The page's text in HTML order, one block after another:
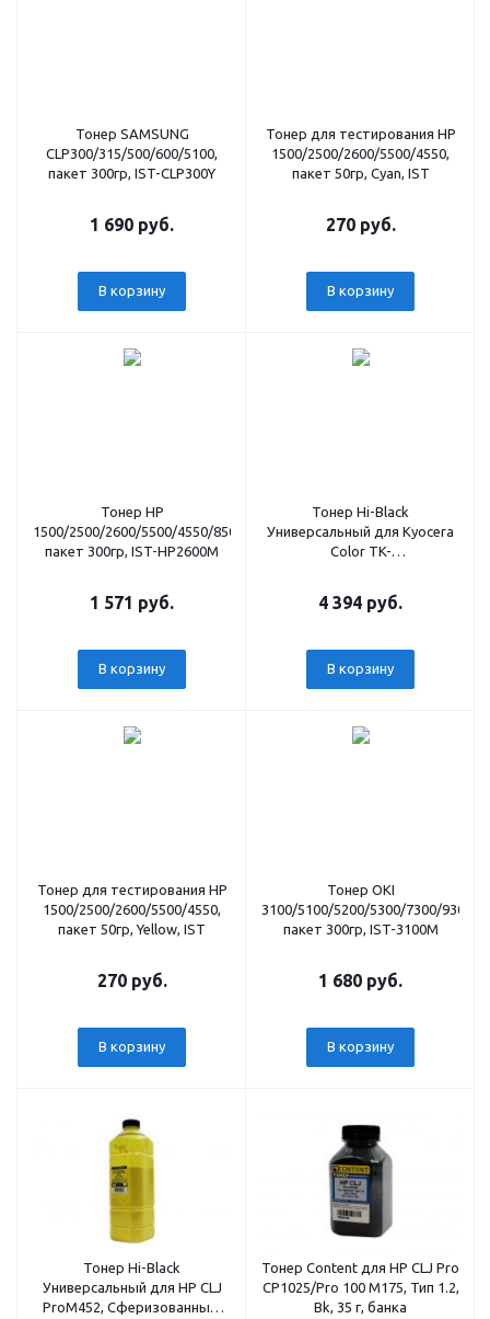
Тонер SAMSUNG
CLP300/315/500/600/5100,
пакет 300гр, IST-CLP300Y
1 690 руб.
В корзину
Тонер для тестирования HP
1500/2500/2600/5500/4550,
пакет 50гр, Cyan, IST
270 руб.
В корзину
Тонер HP
1500/2500/2600/5500/4550/8500/8550/3550/370/CM1215/1015/1017/
пакет 300гр, IST-HP2600M
1 571 руб.
В корзину
Тонер Hi-Black
Универсальный для Kyocera
Color TK-
4 394 руб.
В корзину
Тонер для тестирования HP
1500/2500/2600/5500/4550,
пакет 50гр, Yellow, IST
270 руб.
В корзину
Тонер OKI
3100/5100/5200/5300/7300/9300/
пакет 300гр, IST-3100M
1 680 руб.
В корзину
Тонер Hi-Black
Универсальный для HP CLJ
ProM452, Сферизованный,
Тонер Content для HP CLJ Pro
CP1025/Pro 100 M175, Тип 1.2,
Bk, 35 г, банка